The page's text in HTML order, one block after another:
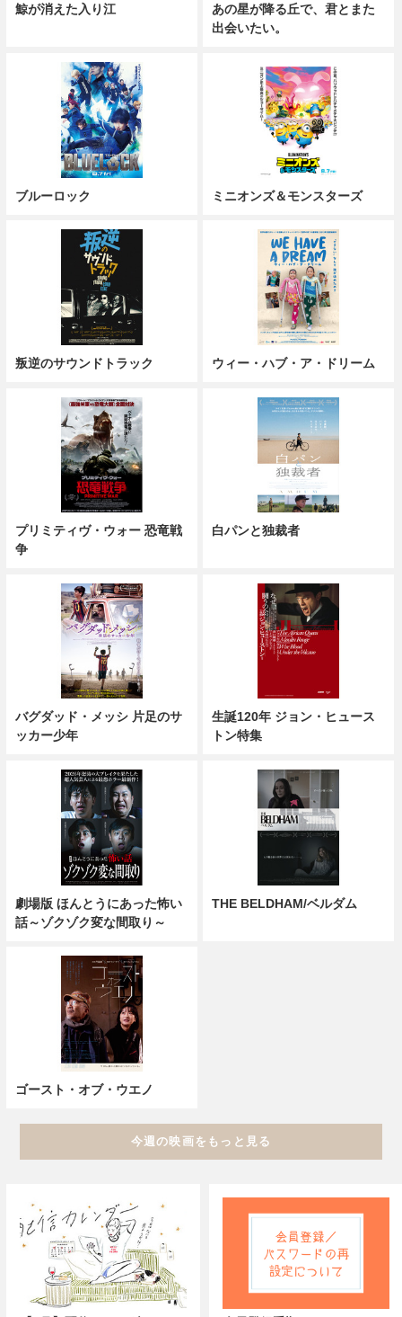
鯨が消えた入り江
あの星が降る丘で、君とまた
出会いたい。
ブルーロック ミニオンズ＆モンスターズ
叛逆のサウンドトラック ウィー・ハブ・ア・ドリーム
プリミティヴ・ウォー 恐竜戦
争
白パンと独裁者
バグダッド・メッシ 片足のサ
ッカー少年
生誕120年 ジョン・ヒュース
トン特集
劇場版 ほんとうにあった怖い
話～ゾクゾク変な間取り～
THE BELDHAM/ベルダム
ゴースト・オブ・ウエノ
今週の映画をもっと見る